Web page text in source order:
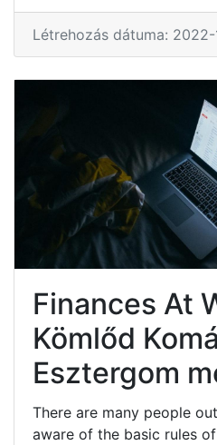
Létrehozás dátuma: 2022-
Finances At
Kömlőd
Esztergom
There are many people
aware of the basic rules